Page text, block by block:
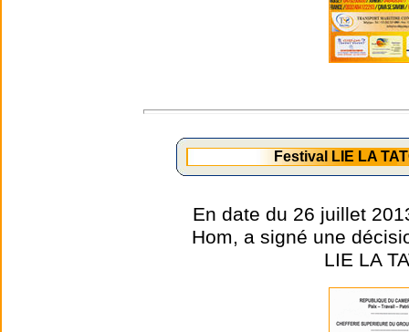
Festival LIE LA
En date du 26 juillet
Hom, a signé une
LIE LA